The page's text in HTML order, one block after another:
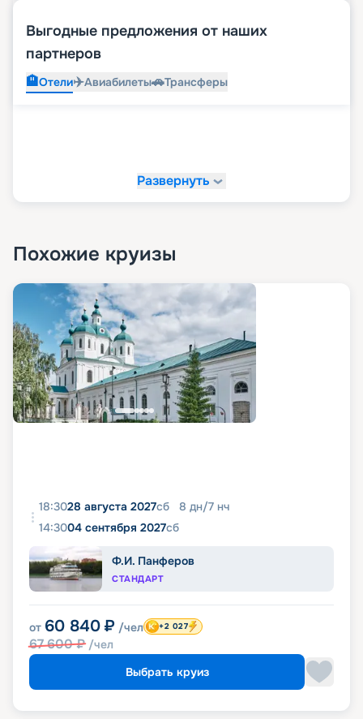
Выгодные предложения от наших
партнеров
🏨Отели✈️Авиабилеты🚗Трансферы
Развернуть
Похожие круизы
18:3028 августа 2027сб 8 дн/7 нч
14:3004 сентября 2027сб
Ф.И. Панферов
СТАНДАРТ
от 60 840 ₽ /чел
67 600₽ /чел
+2 027
Выбрать круиз